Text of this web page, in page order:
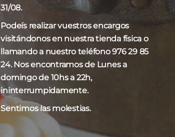
31/08.
Podeís realizar vuestros encargos
visitándonos en nuestra tienda física o
llamando a nuestro teléfono 976 29 85
24. Nos encontramos de Lunes a
domingo de 10hs a 22h,
ininterrumpidamente.
Sentimos las molestias.